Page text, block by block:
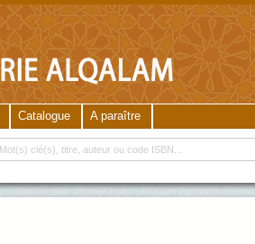
Catalogue A paraître